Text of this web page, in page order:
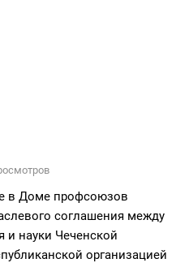
в Доме профсоюзов
соглашения между
и науки Чеченской
организацией